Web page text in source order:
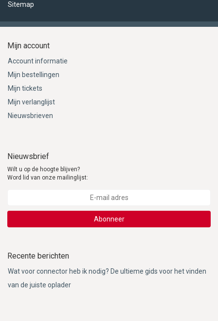
Sitemap
Mijn account
Account informatie
Mijn bestellingen
Mijn tickets
Mijn verlanglijst
Nieuwsbrieven
Nieuwsbrief
Wilt u op de hoogte blijven?
Word lid van onze mailinglijst:
Abonneer
Recente berichten
Wat voor connector heb ik nodig? De ultieme gids voor het vinden
van de juiste oplader